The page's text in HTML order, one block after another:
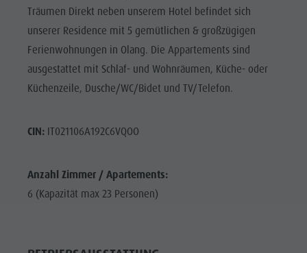
Träumen Direkt neben unserem Hotel befindet sich
unserer Residence mit 5 gemütlichen & großzügigen
Ferienwohnungen in Olang. Die Appartements sind
ausgestattet mit Schlaf- und Wohnräumen, Küche- oder
Küchenzeile, Dusche/WC/Bidet und TV/Telefon.
CIN:IT021106A192C6VQOO
Anzahl Zimmer / Apartements:
6 (Kapazität max 23 Personen)